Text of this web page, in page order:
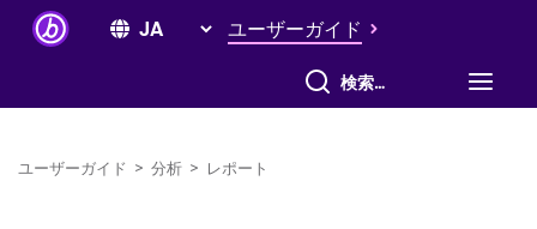
ユーザーガイド
すべて検索
ユーザーガイド > 分析 > レポート